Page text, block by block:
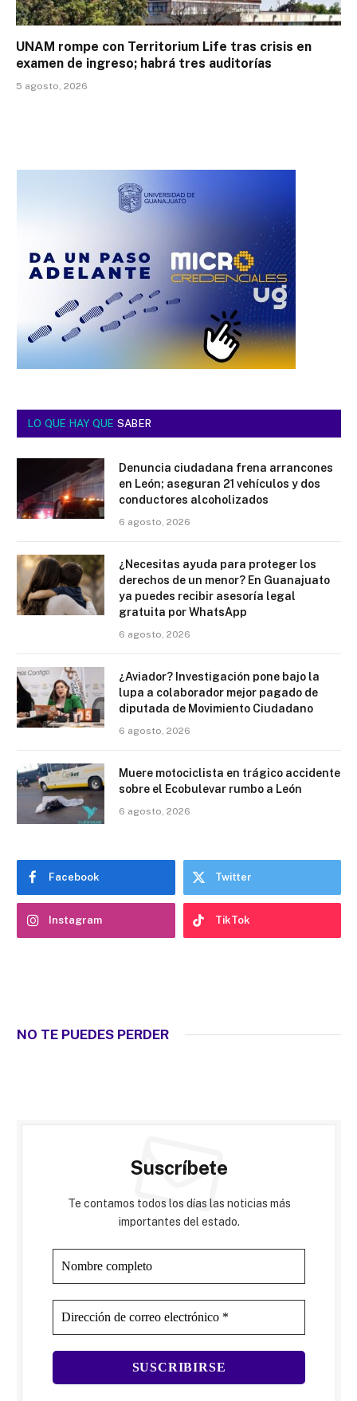
UNAM rompe con Territorium Life tras crisis en
examen de ingreso; habrá tres auditorías
5 agosto, 2026
LO QUE HAY QUE SABER
Denuncia ciudadana frena arrancones
en León; aseguran 21 vehículos y dos
conductores alcoholizados
6 agosto, 2026
¿Necesitas ayuda para proteger los
derechos de un menor? En Guanajuato
ya puedes recibir asesoría legal
gratuita por WhatsApp
6 agosto, 2026
¿Aviador? Investigación pone bajo la
lupa a colaborador mejor pagado de
diputada de Movimiento Ciudadano
6 agosto, 2026
Muere motociclista en trágico accidente
sobre el Ecobulevar rumbo a León
6 agosto, 2026
Facebook Twitter
Instagram TikTok
NO TE PUEDES PERDER
Suscríbete
Te contamos todos los días las noticias más
importantes del estado.